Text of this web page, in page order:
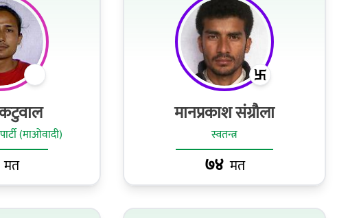
(माओवादी)
मत
मानप्रकाश संग्रौला
स्वतन्त्र
७४ मत